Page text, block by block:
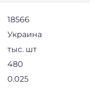
18566
Украина
тыс. шт
480
0.025